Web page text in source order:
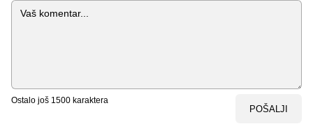
Komentar
Ostalo još 1500 karaktera
POŠALJI